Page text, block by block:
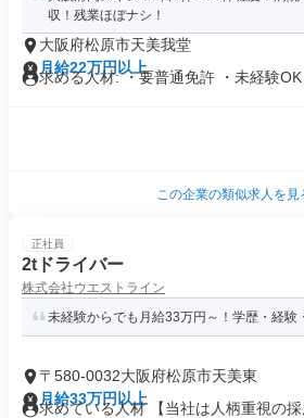
収！残業ほぼナシ！
大阪府松原市天美我堂
月給22万円以上
求める人材: ・要普通免許 ・未経験
この企業の類似求人を見
正社員
2tドライバー
株式会社ウエストライン
未経験からでも月給33万円～！学歴・経験
〒580-0032大阪府松原市天美東
月給33万円以上
求めている人材 【当社は人柄重視の